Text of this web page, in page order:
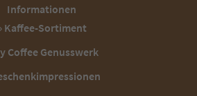
Informationen
Kaffee-Sortiment
Coffee Genusswerk